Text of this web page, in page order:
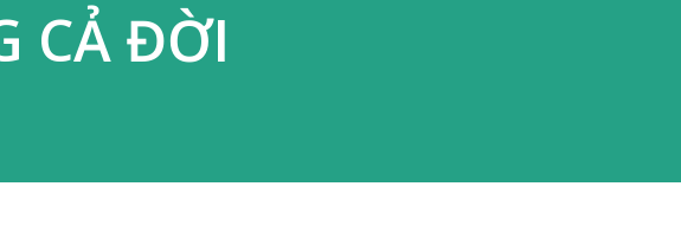
CẢ ĐỜI